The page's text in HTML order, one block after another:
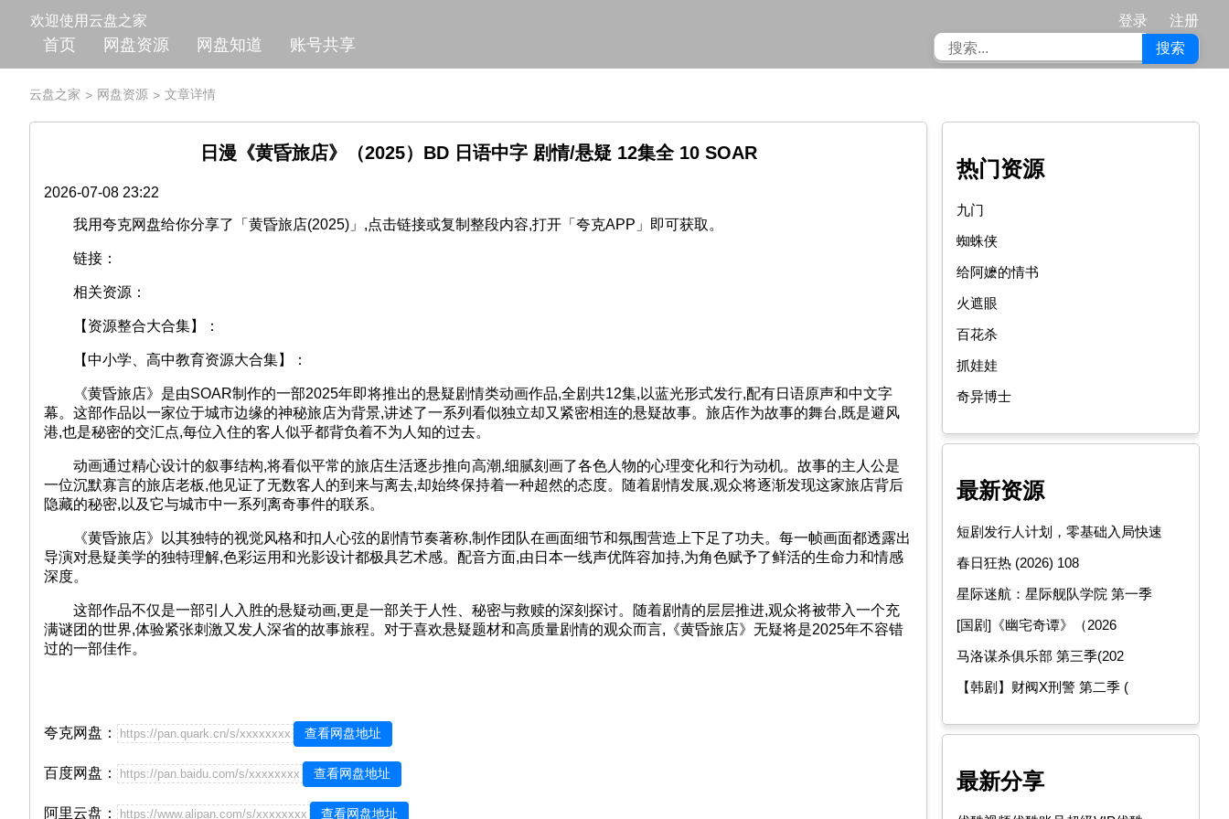
欢迎使用云盘之家 登录 注册
首页 网盘资源 网盘知道 账号共享 搜索
云盘之家 > 网盘资源 > 文章详情
日漫《黄昏旅店》（2025）BD 日语中字 剧情/悬疑 12集全 10 SOAR
2026-07-08 23:22
我用夸克网盘给你分享了「黄昏旅店(2025)」,点击链接或复制整段内容,打开「夸克APP」即可获取。
链接：
相关资源：
【资源整合大合集】：
【中小学、高中教育资源大合集】：
《黄昏旅店》是由SOAR制作的一部2025年即将推出的悬疑剧情类动画作品,全剧共12集,以蓝光形式发行,配有日语原声和中文字
幕。这部作品以一家位于城市边缘的神秘旅店为背景,讲述了一系列看似独立却又紧密相连的悬疑故事。旅店作为故事的舞台,既是避风
港,也是秘密的交汇点,每位入住的客人似乎都背负着不为人知的过去。
动画通过精心设计的叙事结构,将看似平常的旅店生活逐步推向高潮,细腻刻画了各色人物的心理变化和行为动机。故事的主人公是
一位沉默寡言的旅店老板,他见证了无数客人的到来与离去,却始终保持着一种超然的态度。随着剧情发展,观众将逐渐发现这家旅店背后
隐藏的秘密,以及它与城市中一系列离奇事件的联系。
《黄昏旅店》以其独特的视觉风格和扣人心弦的剧情节奏著称,制作团队在画面细节和氛围营造上下足了功夫。每一帧画面都透露出
导演对悬疑美学的独特理解,色彩运用和光影设计都极具艺术感。配音方面,由日本一线声优阵容加持,为角色赋予了鲜活的生命力和情感
深度。
这部作品不仅是一部引人入胜的悬疑动画,更是一部关于人性、秘密与救赎的深刻探讨。随着剧情的层层推进,观众将被带入一个充
满谜团的世界,体验紧张刺激又发人深省的故事旅程。对于喜欢悬疑题材和高质量剧情的观众而言,《黄昏旅店》无疑将是2025年不容错
过的一部佳作。
夸克网盘： https://pan.quark.cn/s/xxxxxxxx 查看网盘地址
百度网盘： https://pan.baidu.com/s/xxxxxxxx 查看网盘地址
阿里云盘： https://www.alipan.com/s/xxxxxxxx 查看网盘地址
热门资源
九门
蜘蛛侠
给阿嬷的情书
火遮眼
百花杀
抓娃娃
奇异博士
最新资源
短剧发行人计划，零基础入局快速
春日狂热 (2026) 108
星际迷航：星际舰队学院 第一季
[国剧]《幽宅奇谭》（2026
马洛谋杀俱乐部 第三季(202
【韩剧】财阀X刑警 第二季 (
最新分享